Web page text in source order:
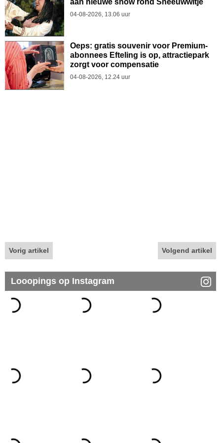
aan nieuwe show rond Sneeuwwitje
04-08-2026, 13.06 uur
Oeps: gratis souvenir voor Premium-
abonnees Efteling is op, attractiepark
zorgt voor compensatie
04-08-2026, 12.24 uur
Vorig artikel Volgend artikel
Looopings op Instagram